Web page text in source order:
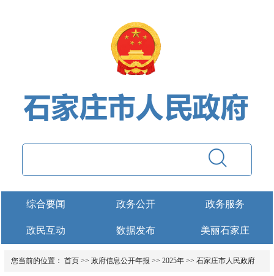
综合要闻 政务公开 政务服务
政民互动 数据发布 美丽石家庄
您当前的位置： 首页 >> 政府信息公开年报 >> 2025年>> 石家庄市人民政府